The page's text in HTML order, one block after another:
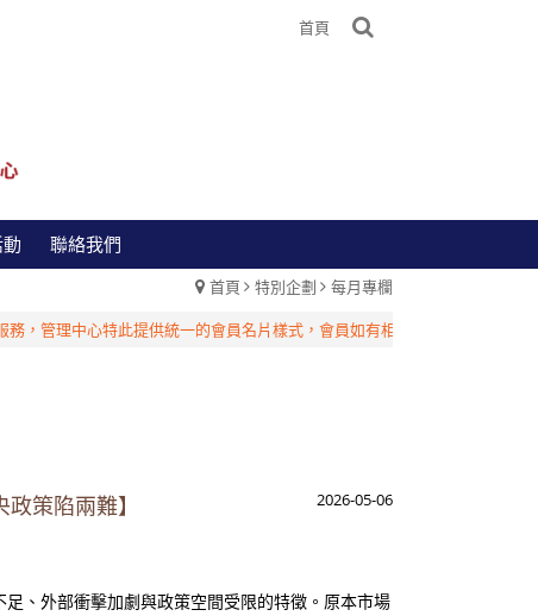
首頁
聯絡我們
首頁 特別企劃
每月專欄
中心特此提供統一的會員名片樣式，會員如有相關需求，請洽台灣管理中心！
2026-05-06
策陷兩難】
、外部衝擊加劇與政策空間受限的特徵。原本市場